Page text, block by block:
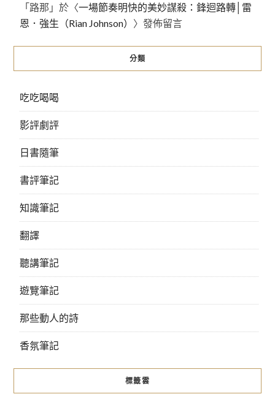
「路那 」於〈一場節奏明快的美妙謀殺：鋒迴路轉│雷
恩．強生（Rian Johnson） 〉發佈留言
分類
吃吃喝喝
影評劇評
日書隨筆
書評筆記
知識筆記
翻譯
聽講筆記
遊覽筆記
那些動人的詩
香氛筆記
標籤雲